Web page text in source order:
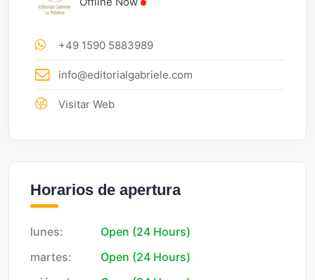
+49 1590 5883989
info@editorialgabriele.com
Visitar Web
Horarios de apertura
lunes:
Open (24 Hours)
martes:
Open (24 Hours)